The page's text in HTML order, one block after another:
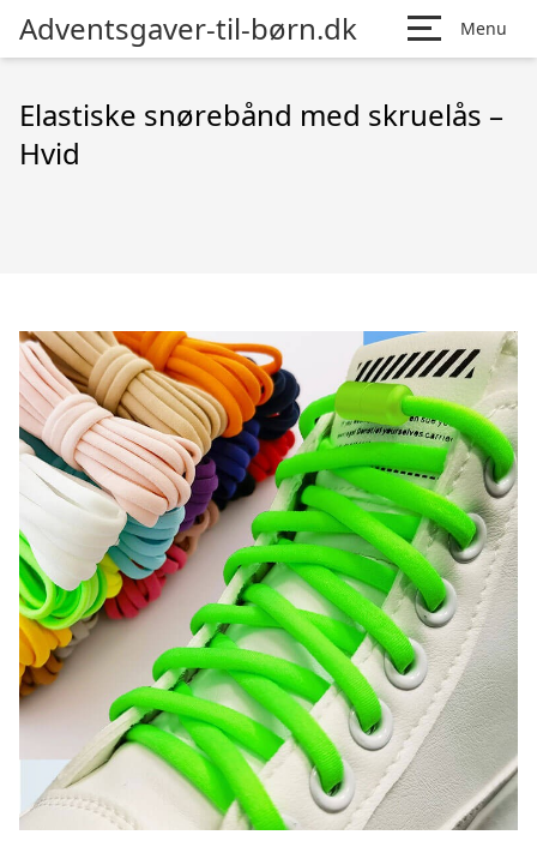
Adventsgaver-til-børn.dk Menu
Elastiske snørebånd med skruelås –
Hvid